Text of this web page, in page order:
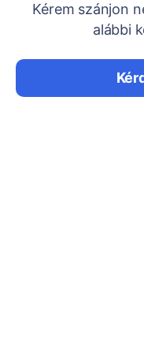
Kérem szánjon
alábbi